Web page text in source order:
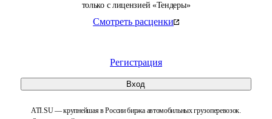
только с лицензией «Тендеры»
Смотреть расценки
Регистрация
Вход
ATI.SU — крупнейшая в России биржа автомобильных грузоперевозок.